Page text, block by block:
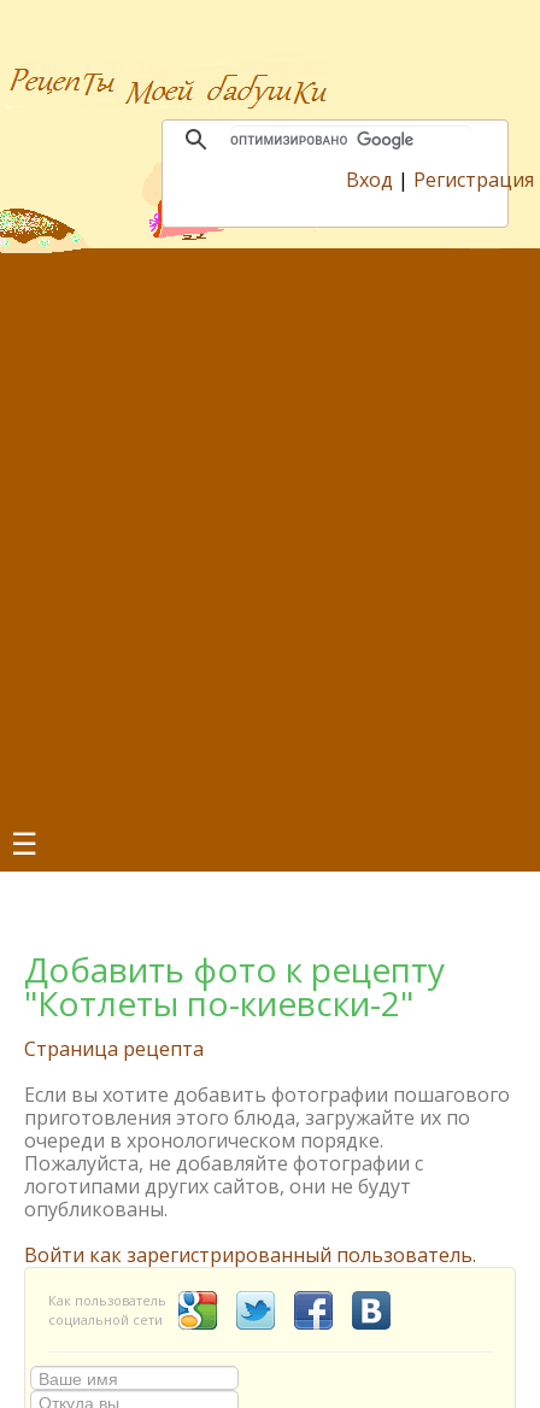
Вход | Регистрация
☰
Добавить фото к рецепту
"Котлeты по-киeвски-2"
Страница рецепта
Если вы хотите добавить фотографии пошагового
приготовления этого блюда, загружайте их по
очереди в хронологическом порядке.
Пожалуйста, не добавляйте фотографии с
логотипами других сайтов, они не будут
опубликованы.
Войти как зарегистрированный пользователь.
Как пользователь
социальной сети